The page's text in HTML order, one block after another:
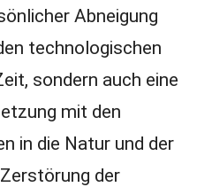
Abneigung
technologischen
sondern auch eine
mit den
in die Natur und der
der